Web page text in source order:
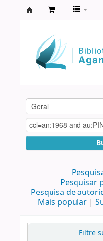
Agamenon
Magalhães
Pesquisar
Pesquisa de
Mais popular
Filtre